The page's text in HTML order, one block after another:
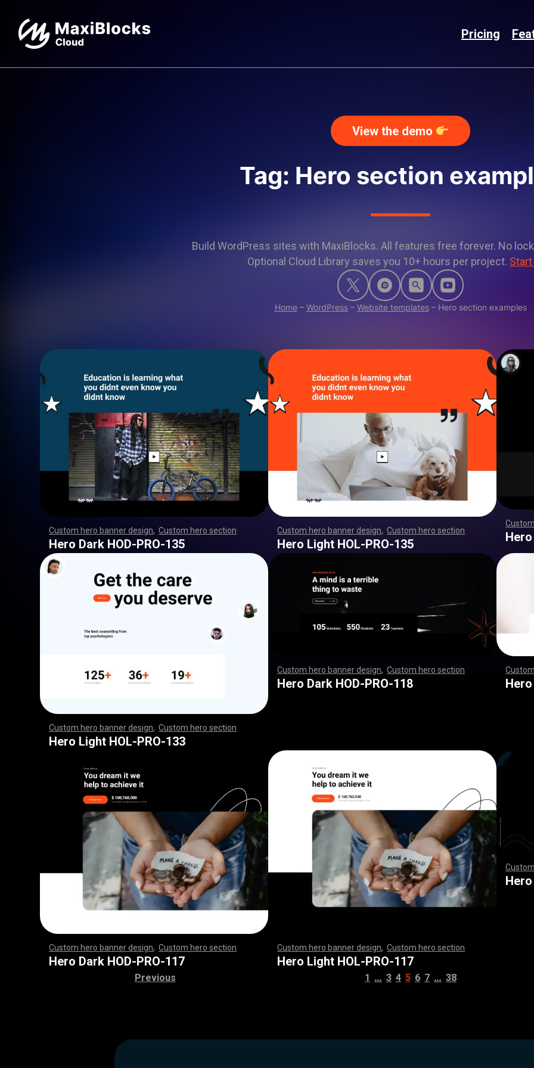
Pricing
View the demo
Tag: Hero section
Build WordPress sites with MaxiBlocks. All features free forever. No
Optional Cloud Library saves you 10+ hours per project.
Home– WordPress– Website templates– Hero section examples
Custom hero banner design ,Custom hero section
,,,,,,,,,,,,,,,,,,,,,,,,,,,,,, ,,,,,,,,,,,,,,,,,,,,,,,
,,,,,,,,,,,,,,,,,,,,,,,,,,,,,, ,,,,,,,,,,,,,,,,,,,,,,,
,,
Hero Dark HOD-PRO-135
Custom hero banner design ,Custom hero section
,,,,,,,,,,,,,,,,,,,,,,,,,,,,,, ,,,,,,,,,,,,,,,,,,,,,,,
,,,,,,,,,,,,,,,,,,,,,,,,,,,,,, ,,,,,,,,,,,,,,,,,,,,,,,
,,
Hero Light HOL-PRO-135
,,,,,,,,
,,,,,,,,
,,
Custom hero banner design ,Custom hero section
,,,,,,,,,,,,,,,,,,,,,,,,,,,,,, ,,,,,,,,,,,,,,,,,,,,,,,
,,,,,,,,,,,,,,,,,,,,,,,,,,,,,, ,,,,,,,,,,,,,,,,,,,,,,,
,,
Hero Light HOL-PRO-133
Custom hero banner design ,Custom hero section
,,,,,,,,,,,,,,,,,,,,,,,,,,,,,, ,,,,,,,,,,,,,,,,,,,,,,,
,,,,,,,,,,,,,,,,,,,,,,,,,,,,,, ,,,,,,,,,,,,,,,,,,,,,,,
,,
Hero Dark HOD-PRO-118
,,,,,,,,
,,,,,,,,
,,
Custom hero banner design ,Custom hero section
,,,,,,,,,,,,,,,,,,,,,,,,,,,,,, ,,,,,,,,,,,,,,,,,,,,,,,
,,,,,,,,,,,,,,,,,,,,,,,,,,,,,, ,,,,,,,,,,,,,,,,,,,,,,,
,,
Hero Dark HOD-PRO-117
Custom hero banner design ,Custom hero section
,,,,,,,,,,,,,,,,,,,,,,,,,,,,,, ,,,,,,,,,,,,,,,,,,,,,,,
,,,,,,,,,,,,,,,,,,,,,,,,,,,,,, ,,,,,,,,,,,,,,,,,,,,,,,
,,
Hero Light HOL-PRO-117
,,,,,,,,
,,,,,,,,
,,
Previous 1 … 3 4 5 6 7 … 38